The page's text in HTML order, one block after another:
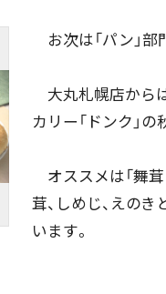
お次は「パン」部
大丸札幌店から
カリー「ドンク」の
オススメは「舞
茸、しめじ、えの
います。